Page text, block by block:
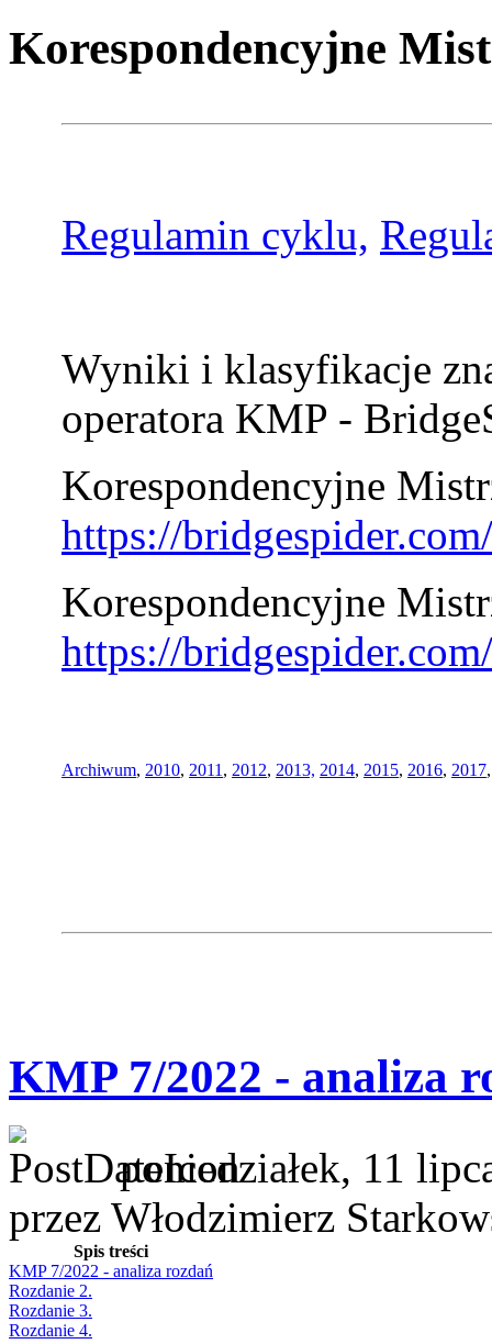
Korespondencyjne
Regulamin cyklu,
Wyniki i klasyfikacje
operatora KMP -
Korespondencyjne
https://
Korespondencyjne
https://
Archiwum, 2010, 2011 , 2012, 2013, 2014, 2015, 2016, 2017
KMP 7/2022 - analiza
poniedziałek, 11
przez Włodzimierz
Spis treści
KMP 7/2022 - analiza rozdań
Rozdanie 2.
Rozdanie 3.
Rozdanie 4.